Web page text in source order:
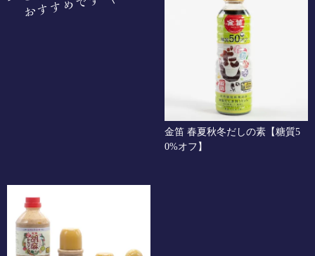
金笛 春夏秋冬だしの素【糖質5
0%オフ】